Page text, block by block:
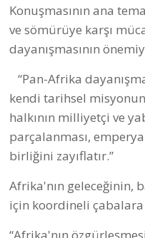
Konuşmasının ana
ve sömürüye karşı
dayanışmasının
“Pan-Afrika
kendi tarihsel
halkının milliyetçi ve
parçalanması,
birliğini zayıflatır.”
Afrika'nın geleceğinin,
için koordineli